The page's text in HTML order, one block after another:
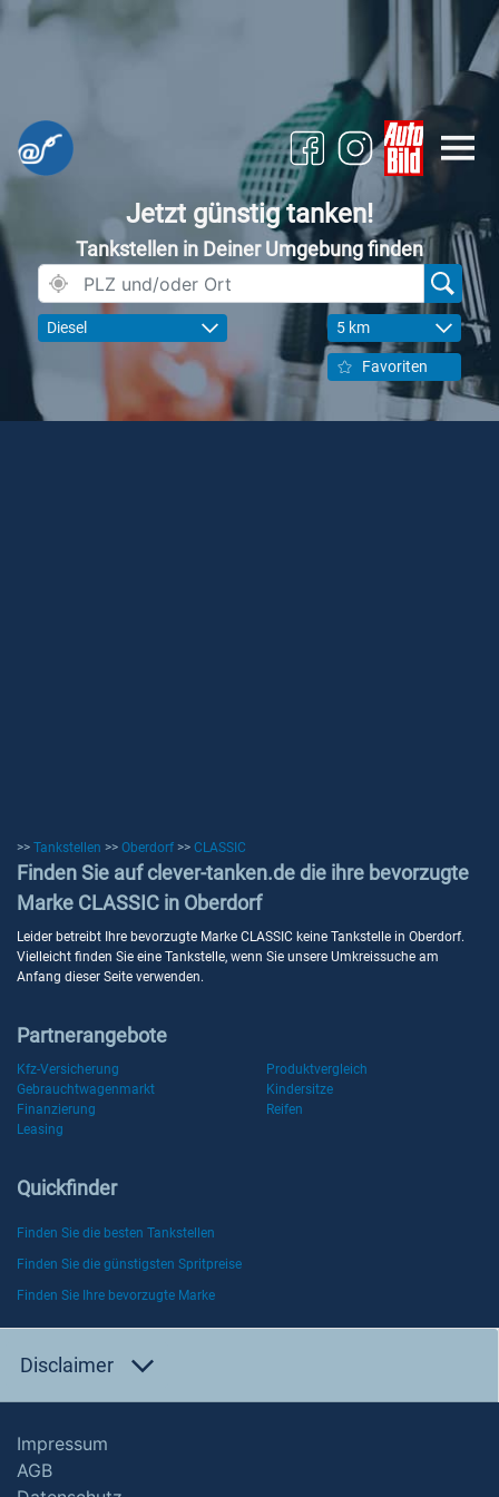
Jetzt günstig tanken!
Tankstellen in Deiner Umgebung finden
Diesel 5 km
Favoriten
>> Tankstellen >> Oberdorf >> CLASSIC
Finden Sie auf clever-tanken.de die ihre bevorzugte
Marke CLASSIC in Oberdorf
Leider betreibt Ihre bevorzugte Marke CLASSIC keine Tankstelle in Oberdorf.
Vielleicht finden Sie eine Tankstelle, wenn Sie unsere Umkreissuche am
Anfang dieser Seite verwenden.
Partnerangebote
Kfz-Versicherung
Produktvergleich
Gebrauchtwagenmarkt
Kindersitze
Finanzierung
Reifen
Leasing
Quickfinder
Finden Sie die besten Tankstellen
Finden Sie die günstigsten Spritpreise
Finden Sie Ihre bevorzugte Marke
Disclaimer
Impressum
AGB